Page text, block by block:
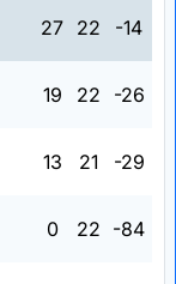
27 22 -14
19 22 -26
13 21 -29
0 22 -84